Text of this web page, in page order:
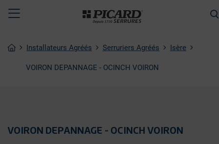
Toggle
Installateurs Agréés Serruriers Agréés Isère
VOIRON DEPANNAGE - OCINCH VOIRON
VOIRON DEPANNAGE - OCINCH VOIRON